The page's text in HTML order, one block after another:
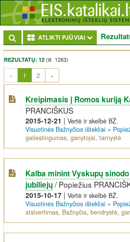
ATLIKTI PJŪVIAI Toggle
REZULTATŲ: 12 (iš 1263)
« 1 (current)
2 »
Kreipimasis į Romos kuriją
PRANCIŠKUS
2015-12-21 |Vertė ir skelbė BŽ.
Visuotinės Bažnyčios ištekliai »
gailestingumas,ganytojai,tarnystė
Kalba minint Vyskupų
jubiliejų/Popiežius
2015-10-17 |Vertė ir skelbė BŽ.
Visuotinės Bažnyčios ištekliai »
atsivertimas, Bažnyčia,bendrystė,